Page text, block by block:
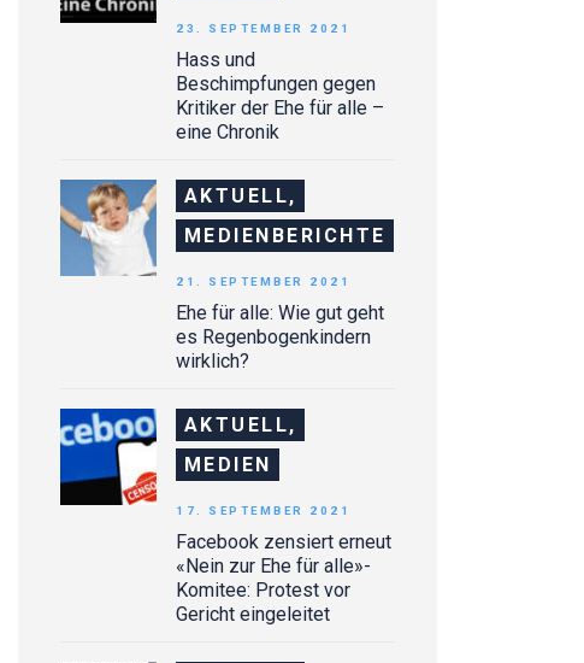
Hass und
Beschimpfungen gegen
Kritiker der Ehe für alle –
eine Chronik
23. SEPTEMBER 2021
AKTUELL,
MEDIENBERICHTE
Ehe für alle: Wie gut geht
es Regenbogenkindern
wirklich?
21. SEPTEMBER 2021
AKTUELL,
MEDIEN
Facebook zensiert erneut
«Nein zur Ehe für alle»-
Komitee: Protest vor
Gericht eingeleitet
17. SEPTEMBER 2021